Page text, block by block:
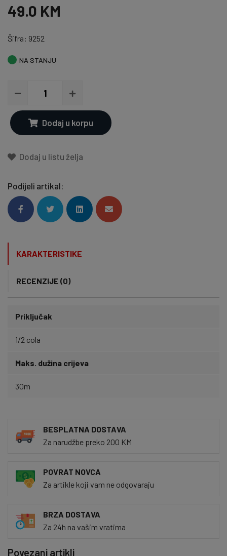
49.0 KM
Šifra: 9252
NA STANJU
Dodaj u korpu
Dodaj u listu želja
Podijeli artikal:
KARAKTERISTIKE
RECENZIJE (0)
Priključak
1/2 cola
Maks. dužina crijeva
30m
BESPLATNA DOSTAVA
Za narudžbe preko 200 KM
POVRAT NOVCA
Za artikle koji vam ne odgovaraju
BRZA DOSTAVA
Za 24h na vašim vratima
Povezani artikli